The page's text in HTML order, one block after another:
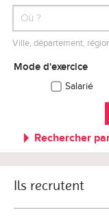
Ville, département,
Mode d'exercice
Salarié
Rechercher
Ils recrutent